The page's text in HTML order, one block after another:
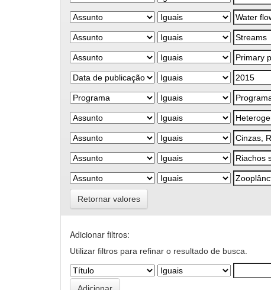
Retornar valores
Adicionar filtros:
Utilizar filtros para refinar o resultado de busca.